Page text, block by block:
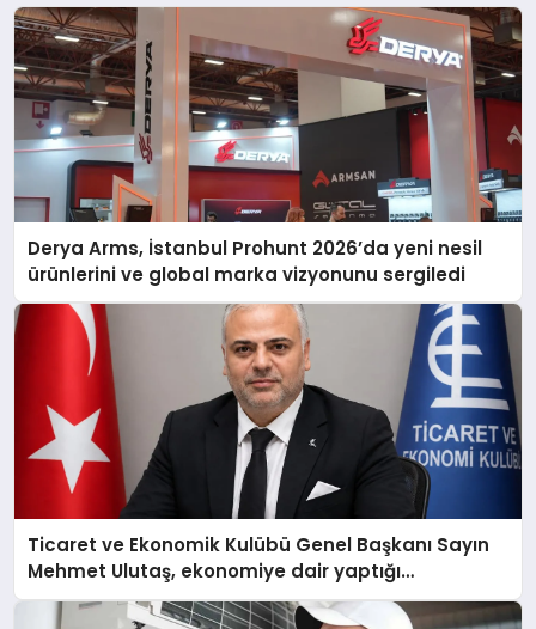
Derya Arms, İstanbul Prohunt 2026’da yeni nesil
ürünlerini ve global marka vizyonunu sergiledi
Ticaret ve Ekonomik Kulübü Genel Başkanı Sayın
Mehmet Ulutaş, ekonomiye dair yaptığı
açıklamada şunları kaydetti: